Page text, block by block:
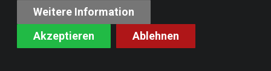
Weitere Information
Akzeptieren
Ablehnen